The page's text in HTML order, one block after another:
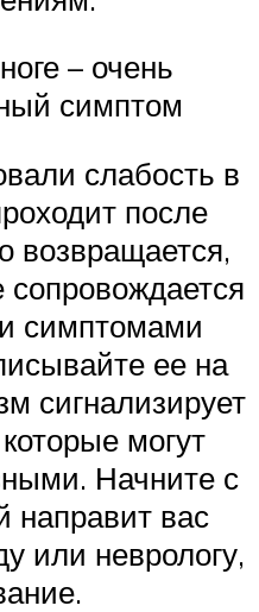
– очень
симптом
слабость в
после
возвращается,
симптомами
ее на
сигнализирует
могут
Начните с
направит вас
или неврологу,